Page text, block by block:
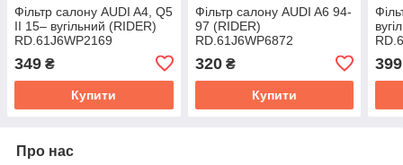
Фільтр салону AUDI A4, Q5
II 15– вугільний (RIDER)
RD.61J6WP2169
349 ₴
Купити
Фільтр салону AUDI A6 94-
97 (RIDER)
RD.61J6WP6872
320₴
Купити
399
Про нас